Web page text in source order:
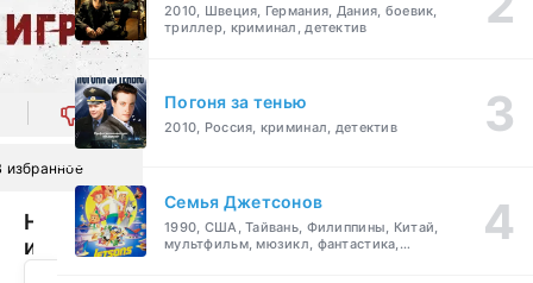
0
избранное
Не
игра
2010, Швеция, Германия, Дания, боевик,
триллер, криминал, детектив
Погоня за тенью
2010, Россия, криминал, детектив
Семья Джетсонов
1990, США, Тайвань, Филиппины, Китай,
мультфильм, мюзикл, фантастика,